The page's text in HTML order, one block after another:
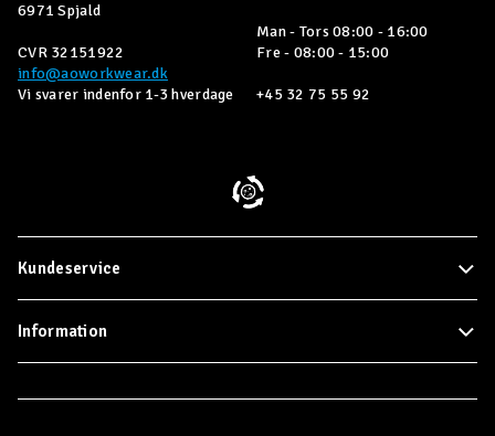
6971 Spjald
CVR 32151922
info@aoworkwear.dk
Vi svarer indenfor 1-3 hverdage
Man - Tors 08:00 - 16:00
Fre - 08:00 - 15:00
+45 32 75 55 92
Kundeservice
Information